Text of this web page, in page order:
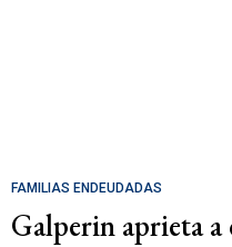
FAMILIAS ENDEUDADAS
Galperin aprieta a